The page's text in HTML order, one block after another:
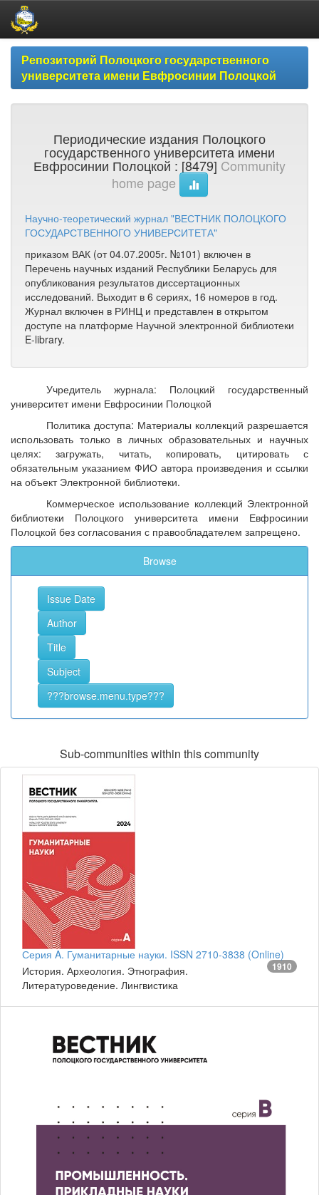
Skip
navigationРепозиторий Полоцкого государственного
университета имени Евфросинии Полоцкой
Периодические издания Полоцкого
государственного университета имени
Евфросинии Полоцкой : [8479] Community
home page
Научно-теоретический журнал "ВЕСТНИК ПОЛОЦКОГО
ГОСУДАРСТВЕННОГО УНИВЕРСИТЕТА"
приказом ВАК (от 04.07.2005г. №101) включен в
Перечень научных изданий Республики Беларусь для
опубликования результатов диссертационных
исследований. Выходит в 6 сериях, 16 номеров в год.
Журнал включен в РИНЦ и представлен в открытом
доступе на платформе Научной электронной библиотеки
E-library.
Учредитель журнала: Полоцкий государственный
университет имени Евфросинии Полоцкой
Политика доступа: Материалы коллекций разрешается
использовать только в личных образовательных и научных
целях: загружать, читать, копировать, цитировать с
обязательным указанием ФИО автора произведения и ссылки
на объект Электронной библиотеки.
Коммерческое использование коллекций Электронной
библиотеки Полоцкого университета имени Евфросинии
Полоцкой без согласования с правообладателем запрещено.
Browse
Sub-communities within this community
Серия A. Гуманитарные науки. ISSN 2710-3838 (Online)
1910
История. Археология. Этнография.
Литературоведение. Лингвистика